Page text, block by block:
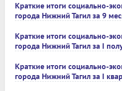
Краткие итоги социально-
города Нижний Тагил за 9
Краткие итоги социально-
города Нижний Тагил за I
Краткие итоги социально-
города Нижний Тагил за I